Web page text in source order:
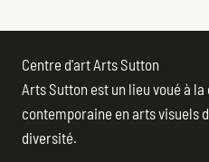
Centre d'art Arts Sutton
Arts Sutton est un lieu voué à
contemporaine en arts visuels
diversité.